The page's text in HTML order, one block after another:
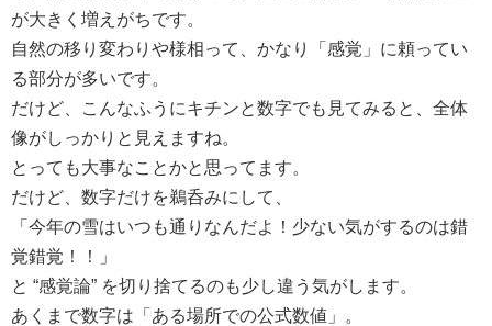
が大きく増えがちです。
自然の移り変わりや様相って、かなり「感覚」に頼ってい
る部分が多いです。
だけど、こんなふうにキチンと数字でも見てみると、全体
像がしっかりと見えますね。
とっても大事なことかと思ってます。
だけど、数字だけを鵜呑みにして、
「今年の雪はいつも通りなんだよ！少ない気がするのは錯
覚錯覚！！」
と “感覚論” を切り捨てるのも少し違う気がします。
あくまで数字は「ある場所での公式数値」。